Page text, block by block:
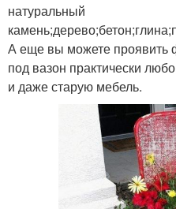
натуральный
А еще вы можете проявить
под вазон практически
и даже старую мебель.